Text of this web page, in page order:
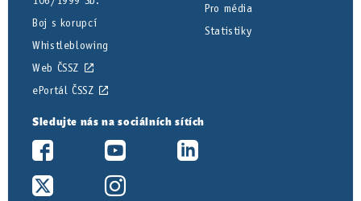
Boj s korupcí
Whistleblowing
Web ČSSZ
ePortál ČSSZ
Pro média
Statistiky
Sledujte nás na sociálních sítích